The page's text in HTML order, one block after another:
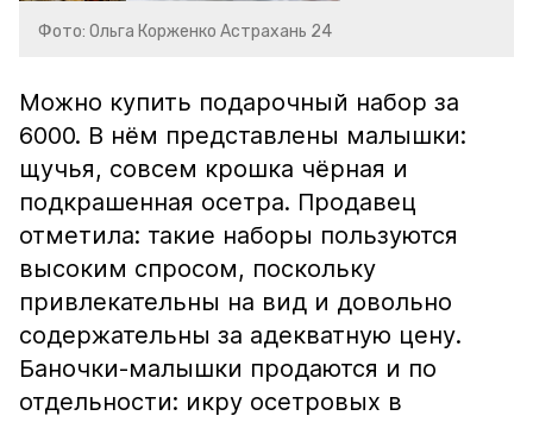
Фото: Ольга Корженко Астрахань 24
Можно купить подарочный набор за
6000. В нём представлены малышки:
щучья, совсем крошка чёрная и
подкрашенная осетра. Продавец
отметила: такие наборы пользуются
высоким спросом, поскольку
привлекательны на вид и довольно
содержательны за адекватную цену.
Баночки-малышки продаются и по
отдельности: икру осетровых в